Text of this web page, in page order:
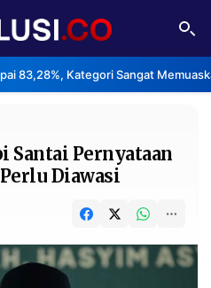
Sangat Memuaskan. •
Santai Pernyataan
Diawasi